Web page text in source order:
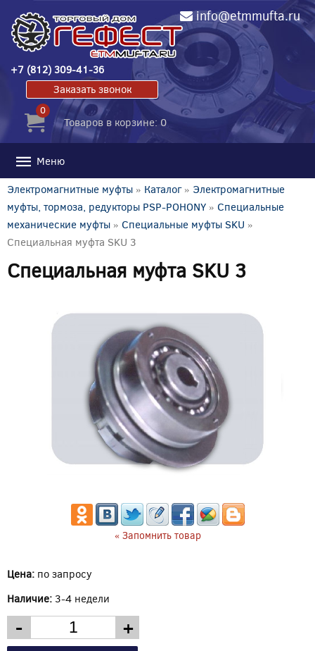
info@etmmufta.ru
+7 (812) 309-41-36
Заказать звонок
0
Товаров в корзине: 0
Меню
Электромагнитные муфты » Каталог» Электромагнитные
муфты, тормоза, редукторы PSP-POHONY » Специальные
механические муфты » Специальные муфты SKU »
Специальная муфта SKU 3
Специальная муфта SKU 3
« Запомнить товар
Цена: по запросу
Наличие: 3-4 недели
- +